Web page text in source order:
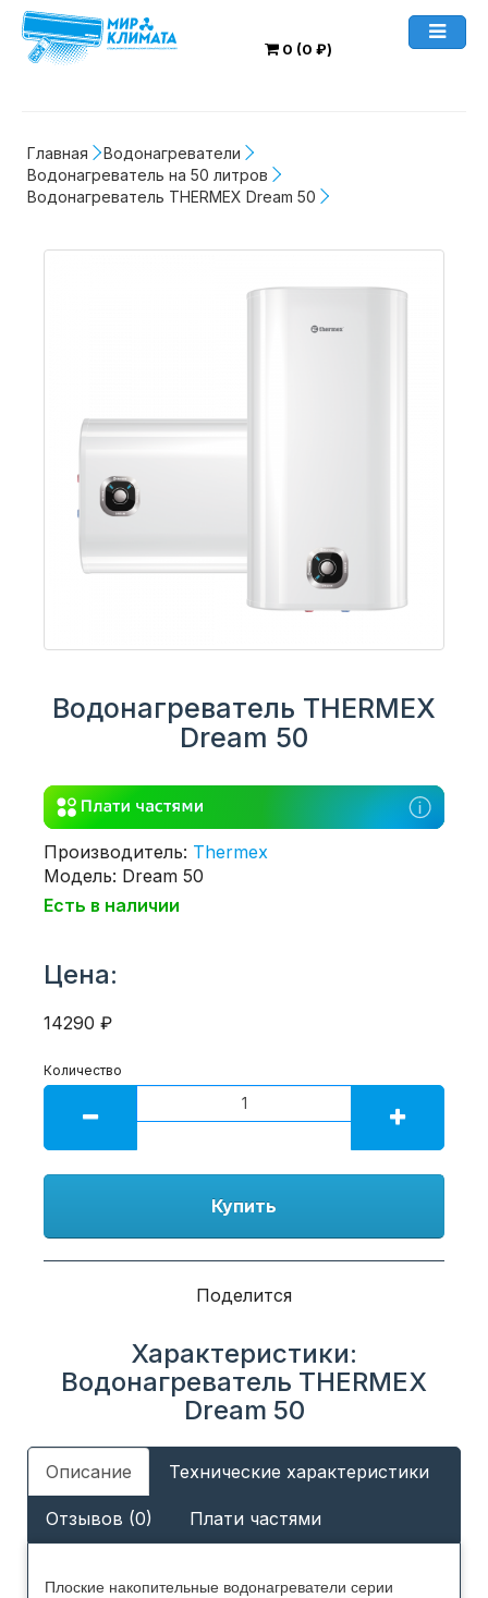
0 (0 ₽)
Главная
Водонагреватели
Водонагреватель на 50 литров
Водонагреватель THERMEX Dream 50
Водонагреватель THERMEX
Dream 50
Производитель: Thermex
Модель: Dream 50
Есть в наличии
Цена:
14290 ₽
Количество
Купить
Поделится
Характеристики:
Водонагреватель THERMEX
Dream 50
Описание Технические характеристики
Отзывов (0) Плати частями
Плоские накопительные водонагреватели серии